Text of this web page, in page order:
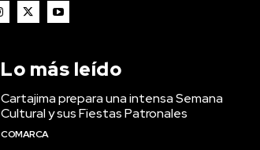
Lo más leído
Cartajima prepara una intensa Semana
Cultural y sus Fiestas Patronales
COMARCA